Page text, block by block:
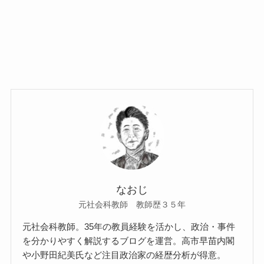
なおじ
元社会科教師 教師歴３５年
元社会科教師。35年の教員経験を活かし、政治・事件
を分かりやすく解説するブログを運営。高市早苗内閣
や小野田紀美氏など注目政治家の経歴分析が得意。